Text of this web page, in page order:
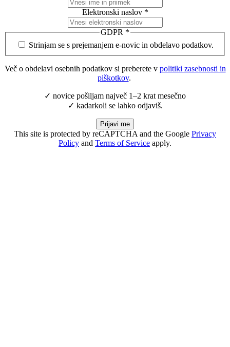
Elektronski naslov *
GDPR *
Strinjam se s prejemanjem e-novic in obdelavo podatkov.
Več o obdelavi osebnih podatkov si preberete v politiki zasebnosti in
piškotkov.
✓ novice pošiljam največ 1–2 krat mesečno
✓ kadarkoli se lahko odjaviš.
Prijavi me
This site is protected by reCAPTCHA and the Google Privacy
Policy and Terms of Service apply.